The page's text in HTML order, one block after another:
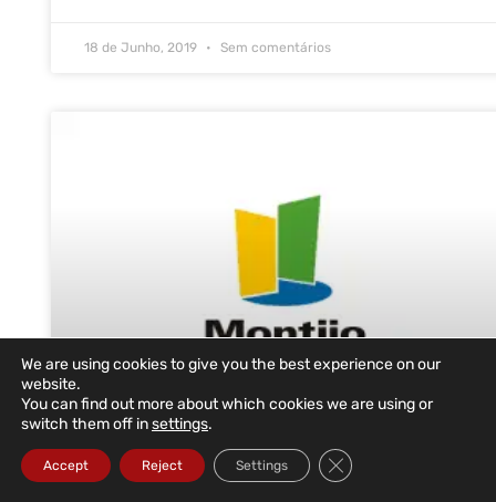
18 de Junho, 2019 Sem comentários
We are using cookies to give you the best experience on our
website.
You can find out more about which cookies we are using or
switch them off insettings.
Accept Reject Settings Close GDPR Cookie